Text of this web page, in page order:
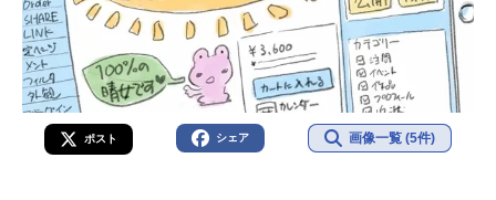
ポスト シェア 画像一覧 (5件)